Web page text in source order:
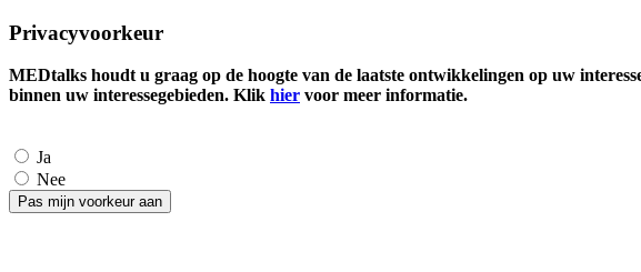
Privacyvoorkeur
MEDtalks houdt u graag op de hoogte van de laatste ontwikkelingen op uw
binnen uw interessegebieden. Klik hier voor meer informatie.
Ja
Nee